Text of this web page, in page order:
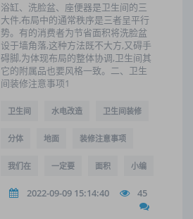
浴缸、洗脸盆、座便器是卫生间的三
大件,布局中的通常秩序是三者呈平行
势。有的消费者为节省面积将洗脸盆
设于墙角落,这种方法既不大方,又碍手
碍脚,为体现布局的整体协调,卫生间其
它的附属品也要风格一致。二、卫生
间装修注意事项1
卫生间 水电改造 卫生间装修
分体 地面 装修注意事项
我们在 一定要 面积 小编
2022-09-09 15:14:40 45